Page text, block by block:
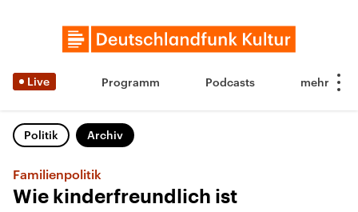
Live Programm Podcasts
Politik Archiv
Familienpolitik
Wie kinderfreundlich ist